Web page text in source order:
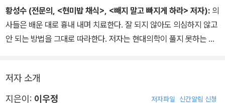
부비동 공간에 효과적으로 공기의 흐름을 만들어낼 수 있다. 그래서
수술시 이 관을 넓히는 수술을 하면 안 되는 것이다. 관이 넓어지면 베
르누이의 효과 작용이 어려워진다. -23쪽
의 환기팬 역할을 하는 머리의 과열방지 장치라는 새로운 이론을 제
시하고 있다. 또한 한의학에 기인한 보존적인 사고방식의 침치료로
수술적인 외과치료의 대안이 될 수 있는 방법을 보여주기 시작했다.
황성수 (전문의, <현미밥 채식>, <빼지 말고 빠지게 하라> 저자): 의
사들은 배운 대로 흉내 내며 치료한다. 잘 되지 않아도 의심하지 않고
안 되는 방법을 그대로 따라한다. 저자는 현대의학이 풀지 못하는 것
게 새 빛을 찾게 할 좋은 길잡이가 되리라 확신한다.
저자 소개
지은이: 이우정 저자파일 신간알림 신청